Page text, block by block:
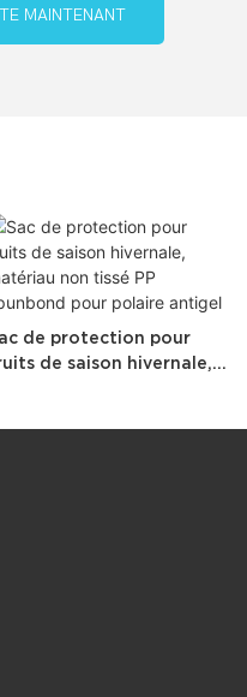
MAINTENANT
de protection pour
de saison hivernale,